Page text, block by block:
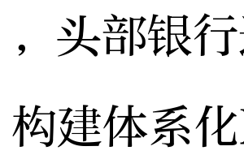
头部银
构建体系